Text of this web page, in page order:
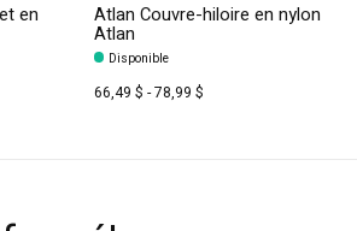
en Atlan Couvre-hiloire en nylon
Atlan
Disponible
66,49 $ - 78,99 $